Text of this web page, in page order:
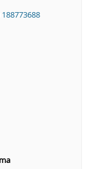
188773688